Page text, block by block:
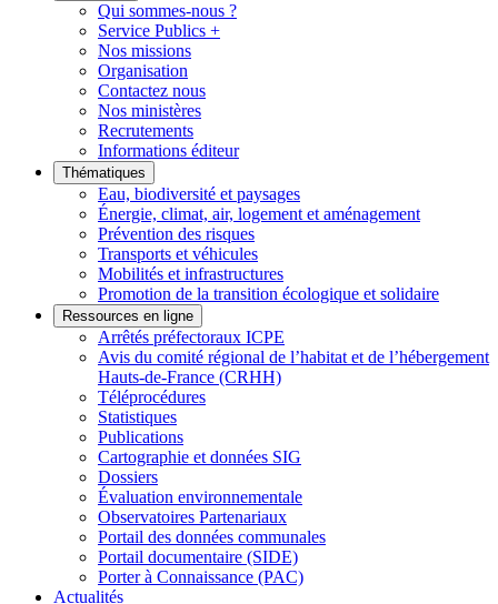
Qui sommes-nous ?
Service Publics +
Nos missions
Organisation
Contactez nous
Nos ministères
Recrutements
Informations éditeur
Thématiques
Eau, biodiversité et paysages
Énergie, climat, air, logement et aménagement
Prévention des risques
Transports et véhicules
Mobilités et infrastructures
Promotion de la transition écologique et solidaire
Ressources en ligne
Arrêtés préfectoraux ICPE
Avis du comité régional de l’habitat et de l’hébergement
Hauts-de-France (CRHH)
Téléprocédures
Statistiques
Publications
Cartographie et données SIG
Dossiers
Évaluation environnementale
Observatoires Partenariaux
Portail des données communales
Portail documentaire (SIDE)
Porter à Connaissance (PAC)
Actualités